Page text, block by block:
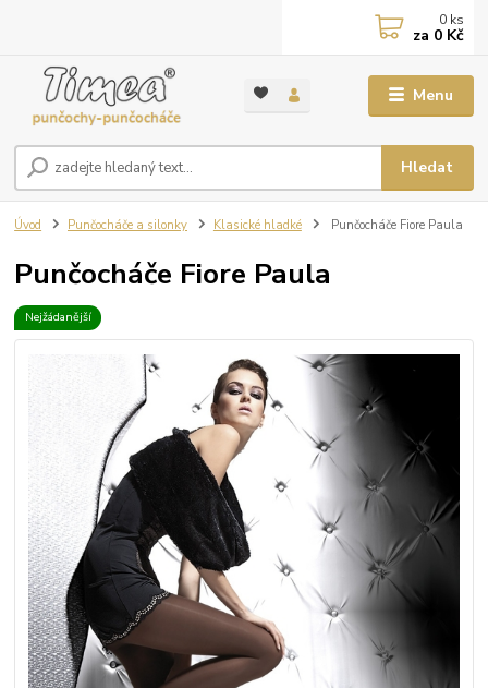
Menu
Hledat
0 ks
za 0 Kč
Úvod Punčocháče a silonky Klasické hladké Punčocháče Fiore Paula
Punčocháče Fiore Paula
Nejžádanější